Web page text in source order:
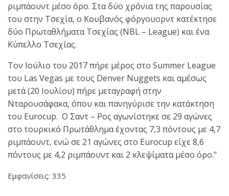
ριμπάουντ μέσο όρο. Στα δύο χρόνια της παρουσίας
του στην Τσεχία, ο Κουβανός φόργουορντ κατέκτησε
δύο Πρωταθλήματα Τσεχίας (NBL – League) και ένα
Κύπελλο Τσεχίας.
Τον Ιούλιο του 2017 πήρε μέρος στο Summer League
του Las Vegas με τους Denver Nuggets και αμέσως
μετά (20 Ιουλίου) πήρε μεταγραφή στην
Νταρουσάφακα, όπου και πανηγύρισε την κατάκτηση
του Eurocup. O Σαντ – Ρος αγωνίστηκε σε 29 αγώνες
στο τουρκικό Πρωτάθλημα έχοντας 7,3 πόντους με 4,7
ριμπάουντ, ενώ σε 21 αγώνες στο Eurocup είχε 8,6
πόντους με 4,2 ριμπάουντ και 2 κλεψίματα μέσο όρο."
Εμφανίσεις: 335